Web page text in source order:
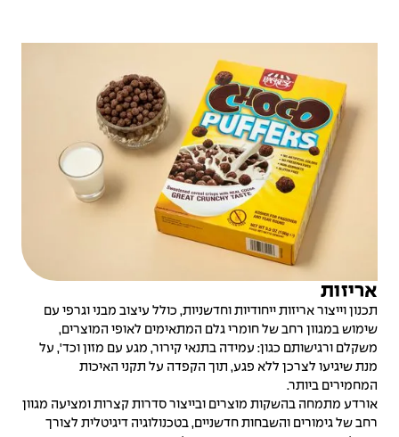
אריזות
תכנון וייצור אריזות ייחודיות וחדשניות, כולל עיצוב מבני וגרפי עם
שימוש במגוון רחב של חומרי גלם המתאימים לאופי המוצרים,
משקלם ורגישותם כגון: עמידה בתנאי קירור, מגע עם מזון וכד', על
מנת שיגיעו לצרכן ללא פגע, תוך הקפדה על תקני האיכות
המחמירים ביותר.
אורדע מתמחה בהשקות מוצרים ובייצור סדרות קצרות ומציעה מגוון
רחב של גימורים והשבחות חדשניים, בטכנולוגיה דיגיטלית לצורך